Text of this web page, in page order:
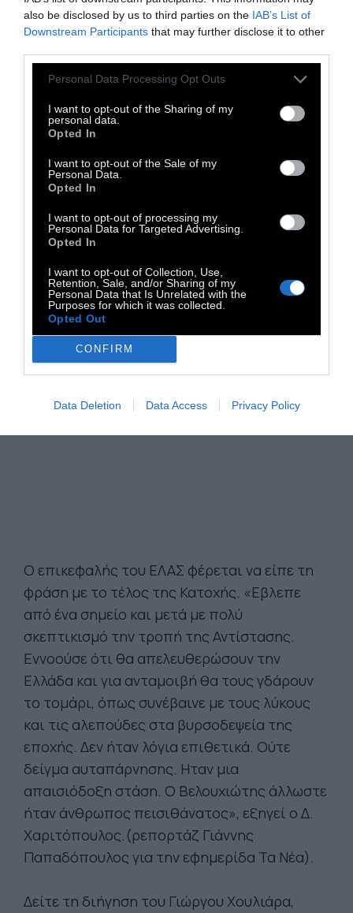
also be disclosed by us to third parties on the IAB’s List of
Downstream Participants that may further disclose it to other
Personal Data Processing Opt Outs
I want to opt-out of the Sharing of my
personal data.
Opted In
I want to opt-out of the Sale of my
Personal Data.
Opted In
I want to opt-out of processing my
Personal Data for Targeted Advertising.
Opted In
I want to opt-out of Collection, Use,
Retention, Sale, and/or Sharing of my
Personal Data that Is Unrelated with the
Purposes for which it was collected.
Opted Out
CONFIRM
Data Deletion Data Access Privacy Policy
παραδειγματισμό για τους κατοίκους (αυτή η
πρακτική χρησιμοποιήθηκε κατά κόρον στον
εμφύλιο πόλεμο και από τις δύο πλευρές,
αλλά αυτό είναι μια άλλη ιστορία).
Το σίγουρο πάντως είναι, ότι ο Άρης
Βελουχιώτης επιβεβαιώθηκε, κατά τρόπο
τραγικόγια τον χαιρετισμό του.
Κυνηγημένος από τους εχθρούς και
προδομένος από το κόμμα του, αναγκάστηκε
να αυτοκτονήσει (γι’ άλλους να σκοτωθεί
κατόπιν συμπλοκής). Το κομμένο κεφάλι του
εκτέθηκε ως «τρόπαιο» στην πλατεία των
Τρικάλων.
Ο επικεφαλής του ΕΛΑΣ φέρεται να είπε τη
φράση με το τέλος της Κατοχής. «Εβλεπε
από ένα σημείο και μετά με πολύ
σκεπτικισμό την τροπή της Αντίστασης.
Εννοούσε ότι θα απελευθερώσουν την
Ελλάδα και για ανταμοιβή θα τους γδάρουν
το τομάρι, όπως συνέβαινε με τους λύκους
και τις αλεπούδες στα βυρσοδεψεία της
εποχής. Δεν ήταν λόγια επιθετικά. Ούτε
δείγμα αυταπάρνησης. Ηταν μια
απαισιόδοξη στάση. Ο Βελουχιώτης άλλωστε
ήταν άνθρωπος πεισιθάνατος», εξηγεί ο Δ.
Χαριτόπουλος.(ρεπορτάζ Γιάννης
Παπαδόπουλος για την εφημερίδα Τα Νέα).
Δείτε τη διήγηση του Γιώργου Χουλιάρα,